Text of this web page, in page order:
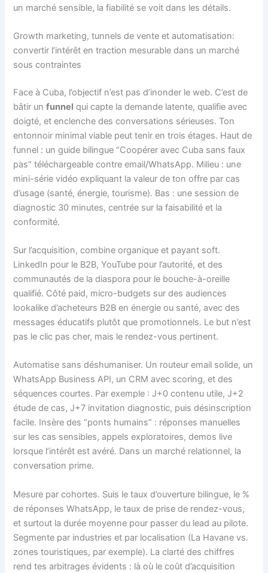
un marché sensible, la fiabilité se voit dans les détails.
Growth marketing, tunnels de vente et automatisation:
convertir l’intérêt en traction mesurable dans un marché
sous contraintes
Face à Cuba, l’objectif n’est pas d’inonder le web. C’est de
bâtir unfunnel qui capte la demande latente, qualifie avec
doigté, et enclenche des conversations sérieuses. Ton
entonnoir minimal viable peut tenir en trois étages. Haut de
funnel : un guide bilingue “Coopérer avec Cuba sans faux
pas” téléchargeable contre email/WhatsApp. Milieu : une
mini-série vidéo expliquant la valeur de ton offre par cas
d’usage (santé, énergie, tourisme). Bas : une session de
diagnostic 30 minutes, centrée sur la faisabilité et la
conformité.
Sur l’acquisition, combine organique et payant soft.
LinkedIn pour le B2B, YouTube pour l’autorité, et des
communautés de la diaspora pour le bouche-à-oreille
qualifié. Côté paid, micro-budgets sur des audiences
lookalike d’acheteurs B2B en énergie ou santé, avec des
messages éducatifs plutôt que promotionnels. Le but n’est
pas le clic pas cher, mais le rendez-vous pertinent.
Automatise sans déshumaniser. Un routeur email solide, un
WhatsApp Business API, un CRM avec scoring, et des
séquences courtes. Par exemple : J+0 contenu utile, J+2
étude de cas, J+7 invitation diagnostic, puis désinscription
facile. Insère des “ponts humains” : réponses manuelles
sur les cas sensibles, appels exploratoires, demos live
lorsque l’intérêt est avéré. Dans un marché relationnel, la
conversation prime.
Mesure par cohortes. Suis le taux d’ouverture bilingue, le %
de réponses WhatsApp, le taux de prise de rendez-vous,
et surtout la durée moyenne pour passer du lead au pilote.
Segmente par industries et par localisation (La Havane vs.
zones touristiques, par exemple). La clarté des chiffres
rend tes arbitrages évidents : là où le coût d’acquisition